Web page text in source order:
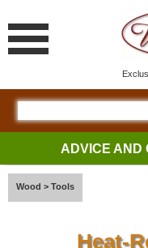
ADVICE AND
Wood > Tools
Heat-